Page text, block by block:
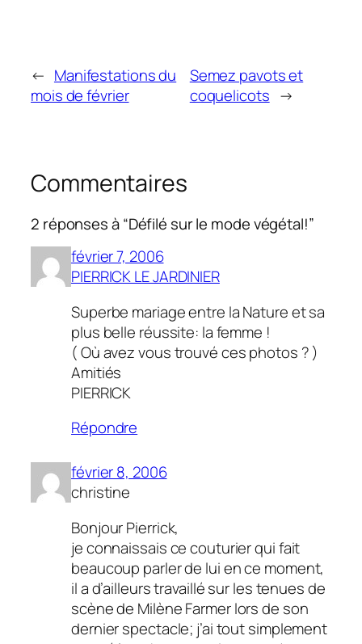
← Manifestations du
mois de février
Semez pavots et
coquelicots →
Commentaires
2 réponses à “Défilé sur le mode végétal!”
février 7, 2006
PIERRICK LE JARDINIER
Superbe mariage entre la Nature et sa
plus belle réussite: la femme !
( Où avez vous trouvé ces photos ? )
Amitiés
PIERRICK
Répondre
février 8, 2006
christine
Bonjour Pierrick,
je connaissais ce couturier qui fait
beaucoup parler de lui en ce moment,
il a d’ailleurs travaillé sur les tenues de
scène de Milène Farmer lors de son
dernier spectacle; j’ai tout simplement